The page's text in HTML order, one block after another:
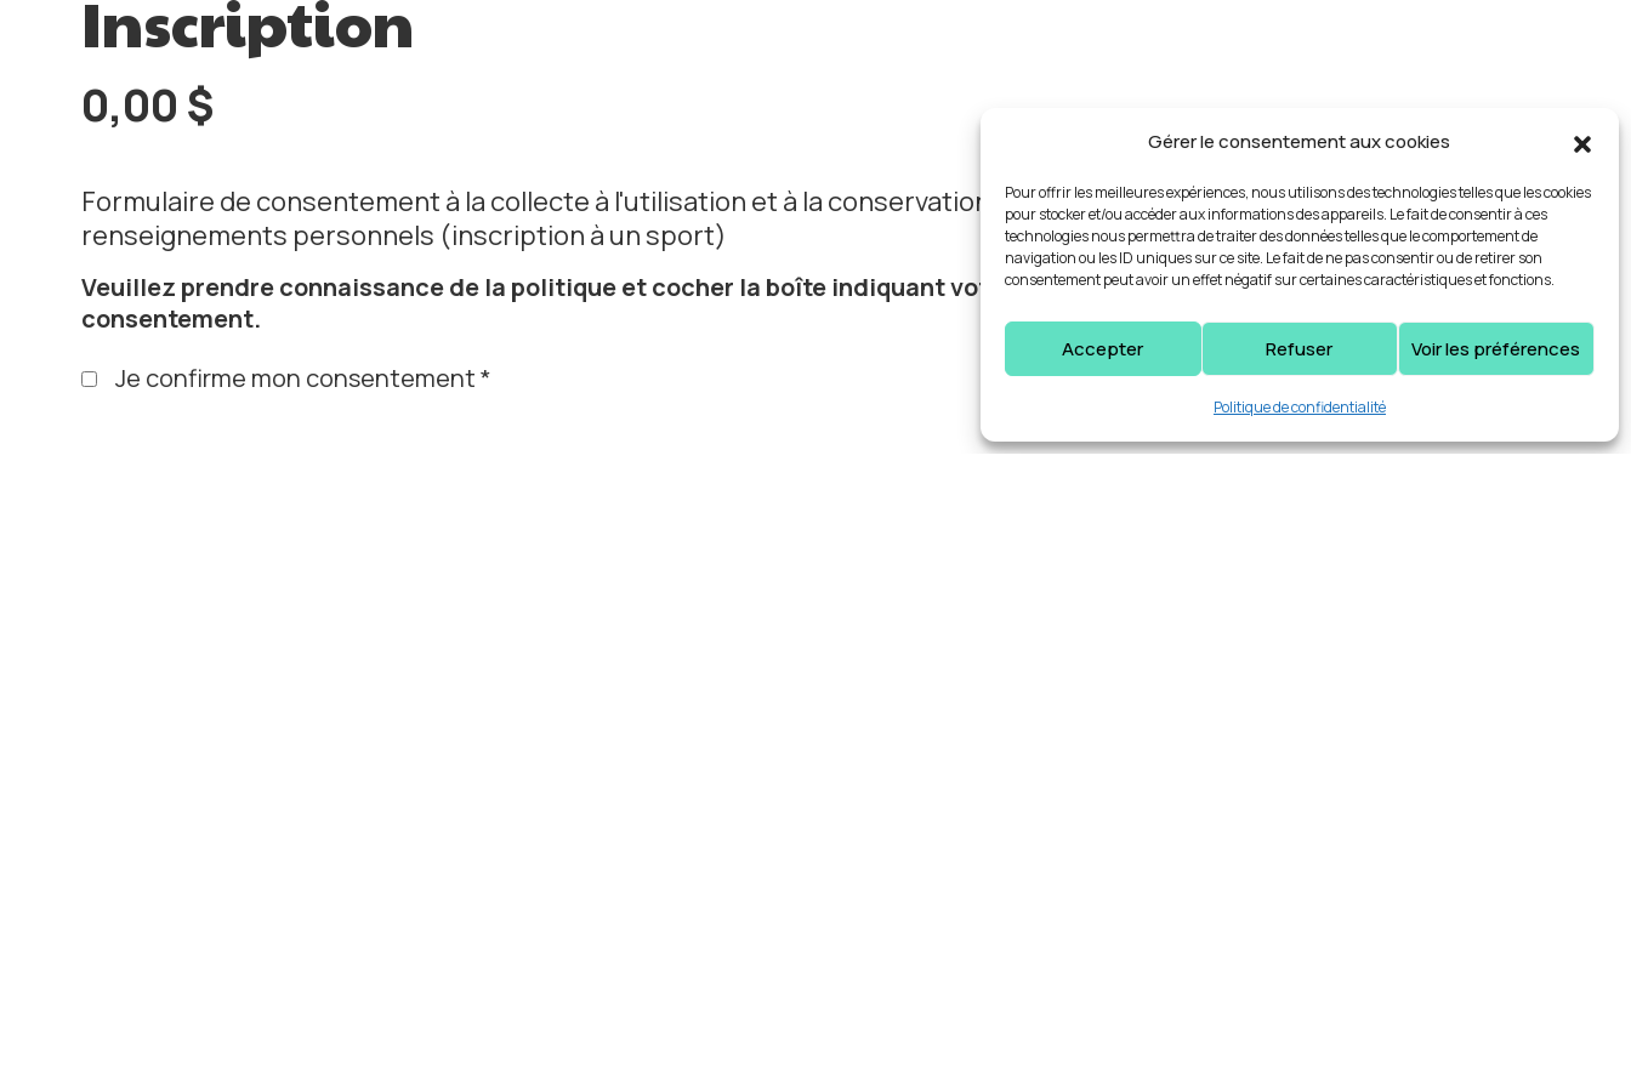
Gérer le consentement aux cookies
Pour offrir les meilleures expériences, nous utilisons des technologies telles que les cookies
pour stocker et/ou accéder aux informations des appareils. Le fait de consentir à ces
technologies nous permettra de traiter des données telles que le comportement de
navigation ou les ID uniques sur ce site. Le fait de ne pas consentir ou de retirer son
consentement peut avoir un effet négatif sur certaines caractéristiques et fonctions.
Accepter Refuser Voir les préférences
Politique de confidentialité
Inscription
0,00 $
Formulaire de consentement à la collecte à l'utilisation et à la conservation des
renseignements personnels (inscription à un sport)
Veuillez prendre connaissance de la politiqueet cocher la boîte indiquant votre
consentement.
Je confirme mon consentement*